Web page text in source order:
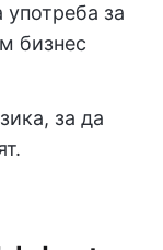
употреба за
бизнес
за да